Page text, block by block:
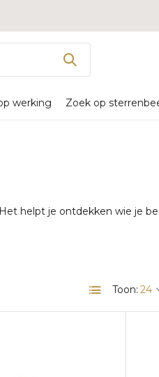
werking Zoek op
helpt je ontdekken wie je
Toon: